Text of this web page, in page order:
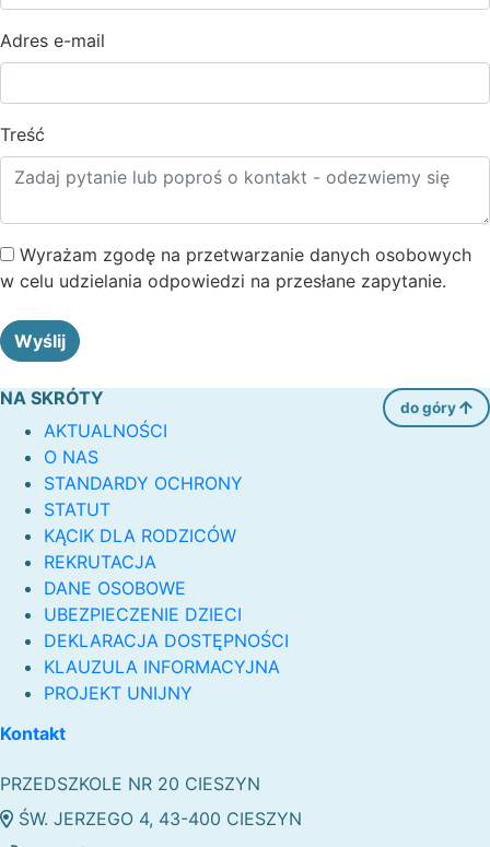
Adres e-mail
Treść
Wyrażam zgodę na przetwarzanie danych osobowych
w celu udzielania odpowiedzi na przesłane zapytanie.
NA SKRÓTY do góry
AKTUALNOŚCI
O NAS
STANDARDY OCHRONY
STATUT
KĄCIK DLA RODZICÓW
REKRUTACJA
DANE OSOBOWE
UBEZPIECZENIE DZIECI
DEKLARACJA DOSTĘPNOŚCI
KLAUZULA INFORMACYJNA
PROJEKT UNIJNY
Kontakt
PRZEDSZKOLE NR 20 CIESZYN
ŚW. JERZEGO 4, 43-400 CIESZYN